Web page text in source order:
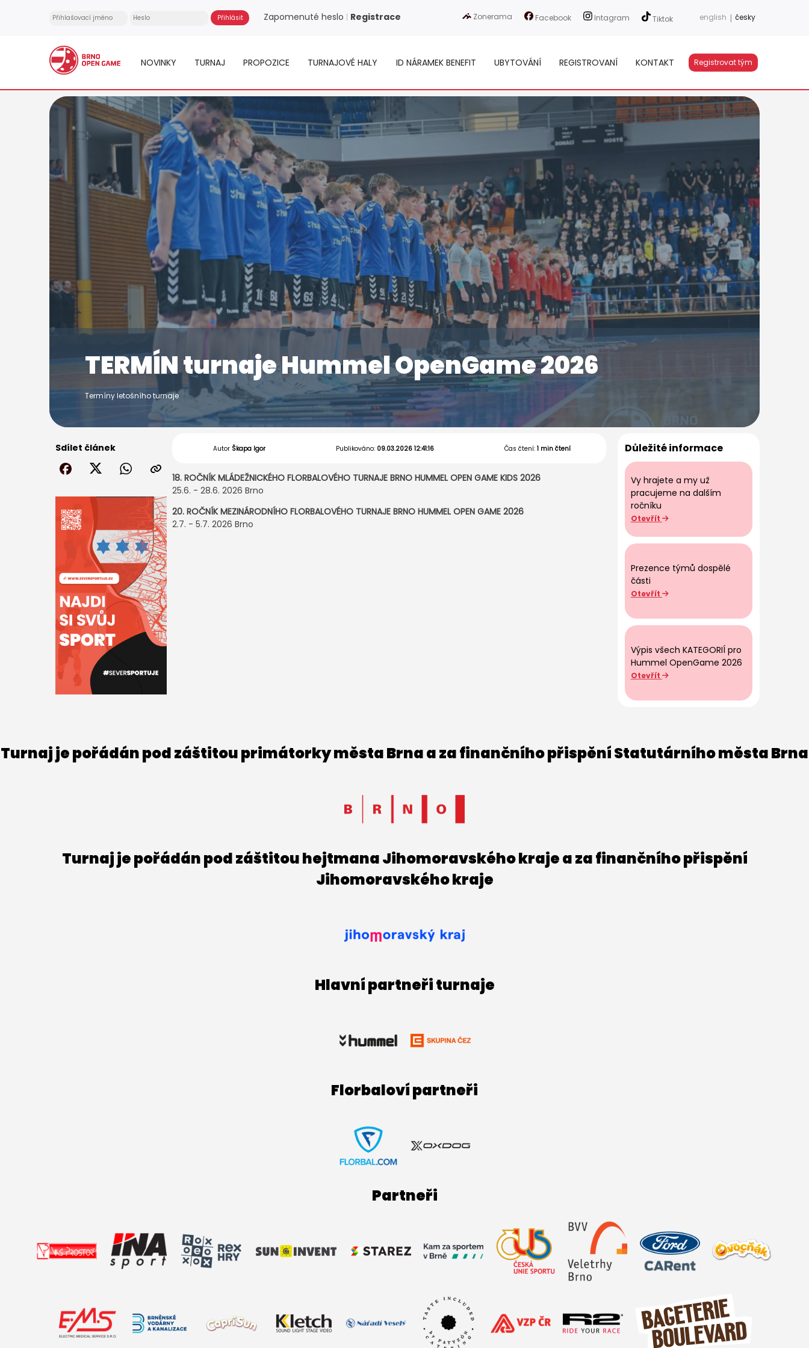
Zapomenuté heslo | Registrace Zonerama Facebook Intagram Tiktok english | česky
NOVINKY TURNAJ PROPOZICE TURNAJOVÉ HALY ID NÁRAMEK BENEFIT UBYTOVÁNÍ REGISTROVANÍ KONTAKT Registrovat tým
TERMÍN turnaje Hummel OpenGame 2026
Termíny letošního turnaje
Sdílet článek Autor Škapa Igor Publikováno: 09.03.2026 12:41:16 Čas čtení:1 min čtení
18. ROČNÍK MLÁDEŽNICKÉHO FLORBALOVÉHO TURNAJE BRNO HUMMEL OPEN GAME KIDS 2026
25.6. - 28.6. 2026 Brno
20. ROČNÍK MEZINÁRODNÍHO FLORBALOVÉHO TURNAJE BRNO HUMMEL OPEN GAME 2026
2.7. - 5.7. 2026 Brno
Důležité informace
Vy hrajete a my už
pracujeme na dalším
ročníku
Otevřít
Prezence týmů dospělé
části
Otevřít
Výpis všech KATEGORIÍ pro
Hummel OpenGame 2026
Otevřít
Turnaj je pořádán pod záštitou primátorky města Brna a za finančního přispění Statutárního města Brna
Turnaj je pořádán pod záštitou hejtmana Jihomoravského kraje a za finančního přispění
Jihomoravského kraje
Hlavní partneři turnaje
Florbaloví partneři
Partneři